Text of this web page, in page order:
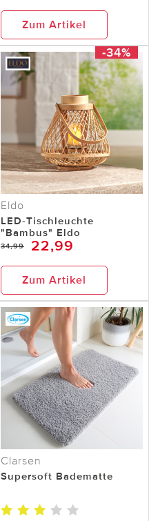
Zum Artikel
-34%
Eldo
LED-Tischleuchte
"Bambus" Eldo
34,99 22,99
Zum Artikel
Clarsen
Supersoft Badematte